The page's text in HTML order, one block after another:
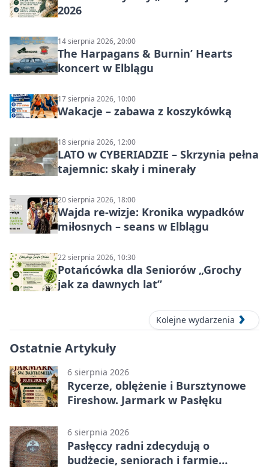
2026
14 sierpnia 2026, 20:00
The Harpagans & Burnin’ Hearts
koncert w Elblągu
17 sierpnia 2026, 10:00
Wakacje – zabawa z koszykówką
18 sierpnia 2026, 12:00
LATO w CYBERIADZIE – Skrzynia pełna
tajemnic: skały i minerały
20 sierpnia 2026, 18:00
Wajda re-wizje: Kronika wypadków
miłosnych – seans w Elblągu
22 sierpnia 2026, 10:30
Potańcówka dla Seniorów „Grochy
jak za dawnych lat”
Kolejne wydarzenia
Ostatnie Artykuły
6 sierpnia 2026
Rycerze, oblężenie i Bursztynowe
Fireshow. Jarmark w Pasłęku
6 sierpnia 2026
Pasłęccy radni zdecydują o
budżecie, seniorach i farmie